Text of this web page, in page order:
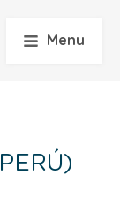
Menu